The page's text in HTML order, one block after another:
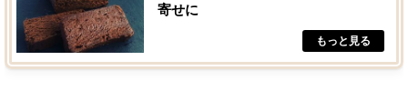
寄せに